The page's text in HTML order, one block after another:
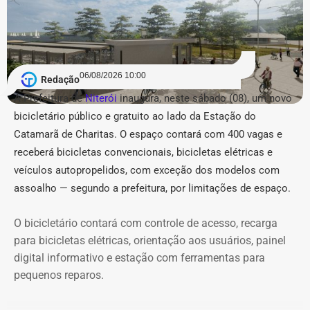
com 4 nomeações na Secretaria de Estado de Fazenda e
4 na Secretaria de Estado do Ambiente e Sustentabilidade
(Seas/Inea), além de preenchimento de vagas
estratégicas de coordenação (nível DAS-8) na Fundação
CEPERJ, Seplag e Secretaria de Governo.
COM FÁBIO MARTINS.
Redação06/08/2026 10:00
A Prefeitura deNiterói inaugura, neste sábado (08), um novo
bicicletário público e gratuito ao lado da Estação do
Catamarã de Charitas. O espaço contará com 400 vagas e
receberá bicicletas convencionais, bicicletas elétricas e
veículos autopropelidos, com exceção dos modelos com
assoalho — segundo a prefeitura, por limitações de espaço.
O bicicletário contará com controle de acesso, recarga
para bicicletas elétricas, orientação aos usuários, painel
digital informativo e estação com ferramentas para
pequenos reparos.